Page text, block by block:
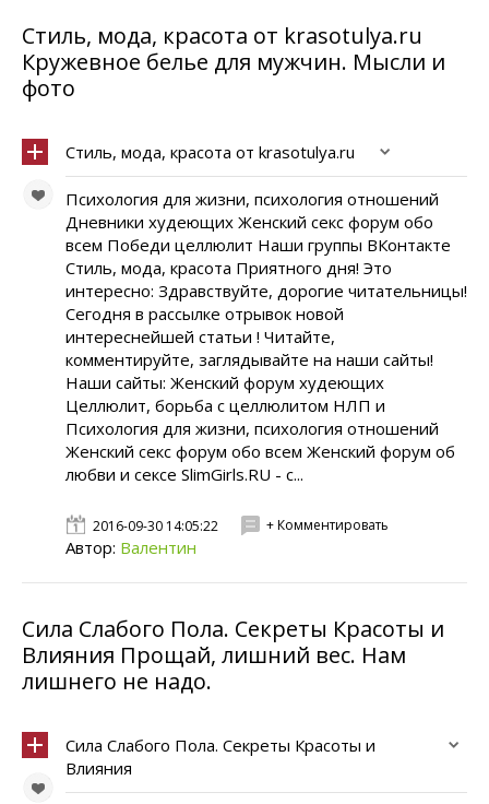
Стиль, мода, красота от krasotulya.ru
Кружевное белье для мужчин. Мысли и
фото
Стиль, мода, красота от krasotulya.ru
Психология для жизни, психология отношений
Дневники худеющих Женский секс форум обо
всем Победи целлюлит Наши группы ВКонтакте
Стиль, мода, красота Приятного дня! Это
интересно: Здравствуйте, дорогие читательницы!
Сегодня в рассылке отрывок новой
интереснейшей статьи ! Читайте,
комментируйте, заглядывайте на наши сайты!
Наши сайты: Женский форум худеющих
Целлюлит, борьба с целлюлитом НЛП и
Психология для жизни, психология отношений
Женский секс форум обо всем Женский форум об
любви и сексе SlimGirls.RU - с...
2016-09-30 14:05:22 + Комментировать
Автор: Валентин
Сила Слабого Пола. Секреты Красоты и
Влияния Прощай, лишний вес. Нам
лишнего не надо.
Сила Слабого Пола. Секреты Красоты и
Влияния